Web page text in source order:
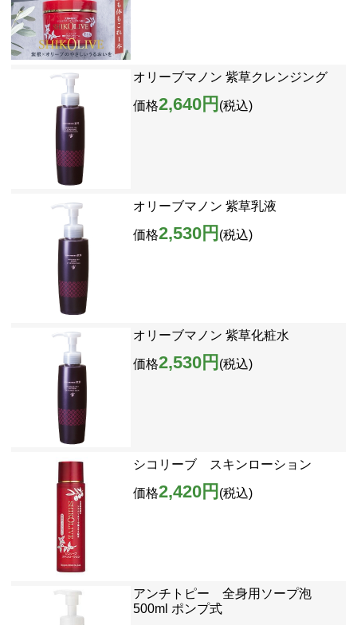
オリーブマノン 紫草クレンジング
価格2,640円 (税込)
オリーブマノン 紫草乳液
価格2,530円 (税込)
オリーブマノン 紫草化粧水
価格2,530円 (税込)
シコリーブ スキンローション
価格2,420円 (税込)
アンチトピー 全身用ソープ泡
500ml ポンプ式